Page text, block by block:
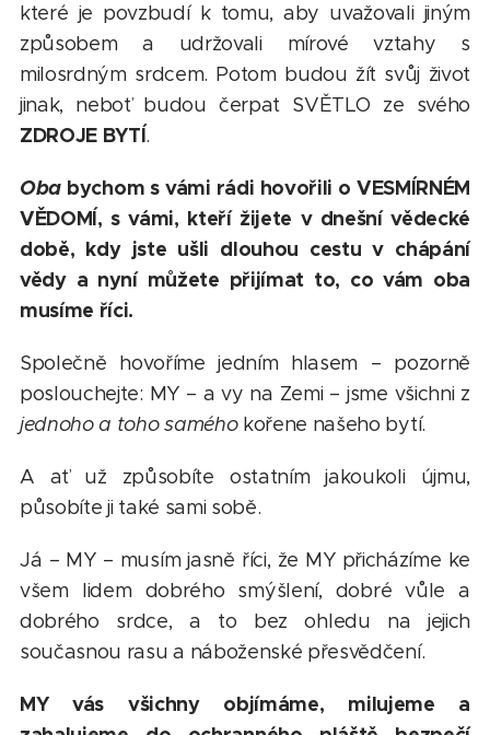
které je povzbudí k tomu, aby uvažovali jiným
způsobem a udržovali mírové vztahy s
milosrdným srdcem. Potom budou žít svůj život
jinak, neboť budou čerpat SVĚTLO ze svého
ZDROJE BYTÍ.
Oba bychom s vámi rádi hovořili o VESMÍRNÉM
VĚDOMÍ, s vámi, kteří žijete v dnešní vědecké
době, kdy jste ušli dlouhou cestu v chápání
vědy a nyní můžete přijímat to, co vám oba
musíme říci.
Společně hovoříme jedním hlasem – pozorně
poslouchejte: MY – a vy na Zemi – jsme všichni z
jednoho a toho saméhokořene našeho bytí.
A ať už způsobíte ostatním jakoukoli újmu,
působíte ji také sami sobě.
Já – MY – musím jasně říci, že MY přicházíme ke
všem lidem dobrého smýšlení, dobré vůle a
dobrého srdce, a to bez ohledu na jejich
současnou rasu a náboženské přesvědčení.
MY vás všichny objímáme, milujeme a